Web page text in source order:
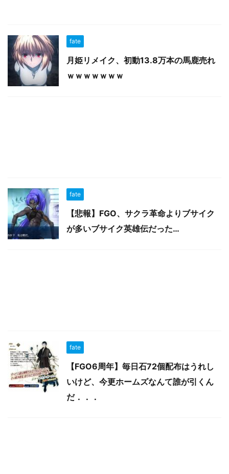
fate
月姫リメイク、初動13.8万本の馬鹿売れ
ｗｗｗｗｗｗｗ
fate
【悲報】FGO、サクラ革命よりブサイク
が多いブサイク英雄伝だった…
fate
【FGO6周年】毎日石72個配布はうれし
いけど、今更ホームズなんて誰が引くん
だ．．．